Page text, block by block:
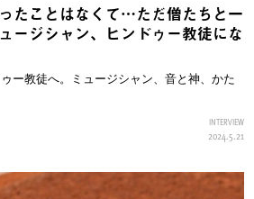
たことはなくて…ただ僧たちと一
ージシャン、ヒンドゥー教徒にな
ー教徒へ。ミュージシャン、音と神、かた
INTERVIEW
2024.5.21